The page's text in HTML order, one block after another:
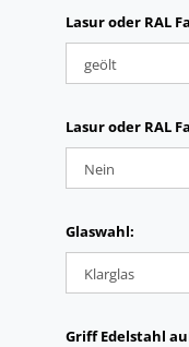
Lasur oder RAL
Lasur oder RAL
Glaswahl:
Griff Edelstahl